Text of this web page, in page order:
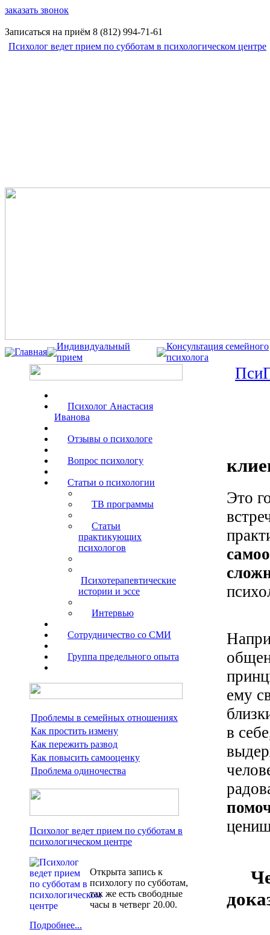
заказать звонок
Записаться на приём 8 (812) 994-71-61
Психолог ведет прием по субботам в психологическом центре
Главная
Индивидуальный
прием
Консультация семейного
психолога
Психолог Анастасия
Иванова
Отзывы о психологе
Вопрос психологу
Статьи о психологии
ТВ программы
Статьи
практикующих
психологов
Психотерапевтические
истории и эссе
Интервью
Сотрудничество со СМИ
Группа предельного опыта
Проблемы в семейных отношениях
Как простить измену
Как пережить развод
Как повысить самооценку
Проблема одиночества
Психолог ведет прием по субботам в
психологическом центре
Открыта запись к
психологу по субботам,
так же есть свободные
часы в четверг 20.00.
Подробнее...
Это
ему
в